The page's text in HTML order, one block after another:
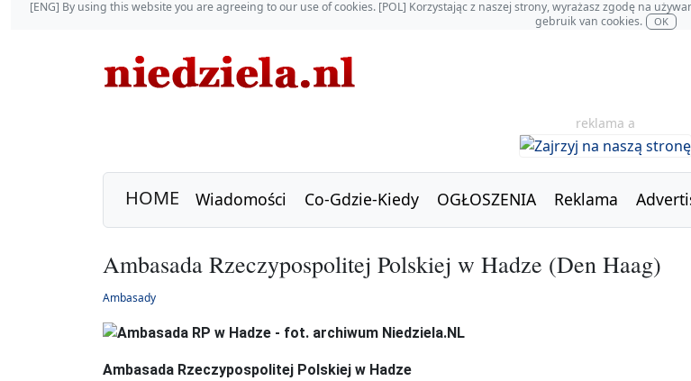
[ENG] By using this website you are agreeing to our use of cookies. [POL] Korzystając z naszej strony, wyrażasz zgodę na
gebruik van cookies.
OK
reklama a
HOME Wiadomości Co-Gdzie-Kiedy OGŁOSZENIA Reklama
Ambasada Rzeczypospolitej Polskiej w Hadze (Den Haag)
Ambasady
Ambasada Rzeczypospolitej Polskiej w Hadze